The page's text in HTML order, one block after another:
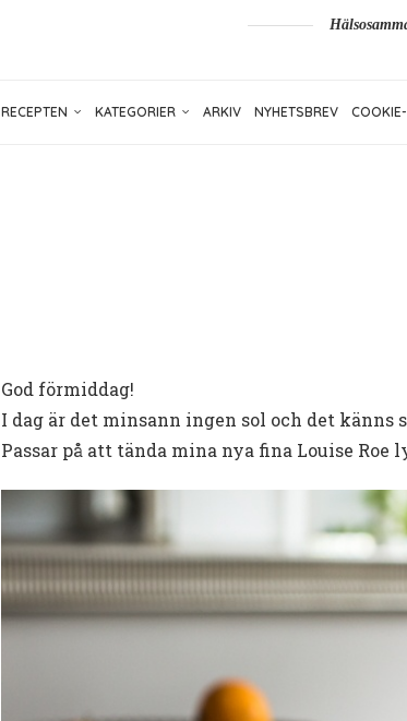
RECEPTEN KATEGORIER ARKIV NYHETSBREV
God förmiddag!
I dag är det minsann ingen sol och det känns
Passar på att tända mina nya fina Louise Roe